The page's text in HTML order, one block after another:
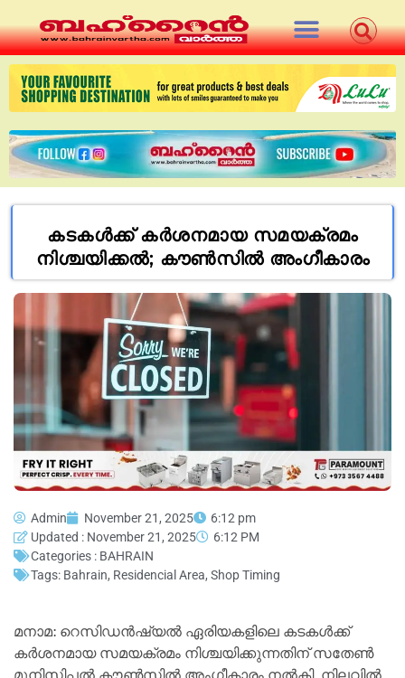
കടകള്‍ക്ക് കര്‍ശനമായ സമയക്രമം
നിശ്ചയിക്കല്‍; കൗണ്‍സില്‍ അംഗീകാരം
Admin November 21, 2025
6:12 pm
Updated : November 21, 2025
6:12 PM
Categories : BAHRAIN
Tags: Bahrain, Residencial Area, Shop Timing
മനാമ: റെസിഡന്‍ഷ്യല്‍ ഏരിയകളിലെ കടകള്‍ക്ക്
കര്‍ശനമായ സമയക്രമം നിശ്ചയിക്കുന്നതിന് സതേണ്‍